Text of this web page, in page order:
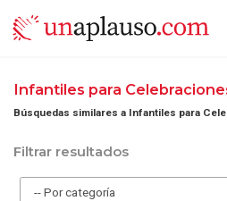
Infantiles para
Búsquedas similares a Infantiles para
Filtrar resultados